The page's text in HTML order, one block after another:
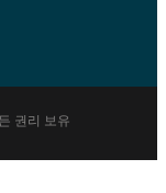
권리 보유